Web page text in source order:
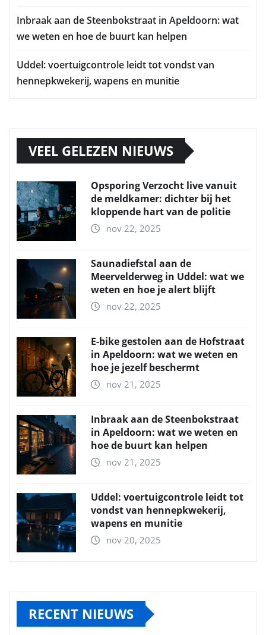
Inbraak aan de Steenbokstraat in Apeldoorn: wat
we weten en hoe de buurt kan helpen
Uddel: voertuigcontrole leidt tot vondst van
hennepkwekerij, wapens en munitie
VEEL GELEZEN NIEUWS
Opsporing Verzocht live vanuit
de meldkamer: dichter bij het
kloppende hart van de politie
nov 22, 2025
Saunadiefstal aan de
Meervelderweg in Uddel: wat we
weten en hoe je alert blijft
nov 22, 2025
E-bike gestolen aan de Hofstraat
in Apeldoorn: wat we weten en
hoe je jezelf beschermt
nov 21, 2025
Inbraak aan de Steenbokstraat
in Apeldoorn: wat we weten en
hoe de buurt kan helpen
nov 21, 2025
Uddel: voertuigcontrole leidt tot
vondst van hennepkwekerij,
wapens en munitie
nov 20, 2025
RECENT NIEUWS